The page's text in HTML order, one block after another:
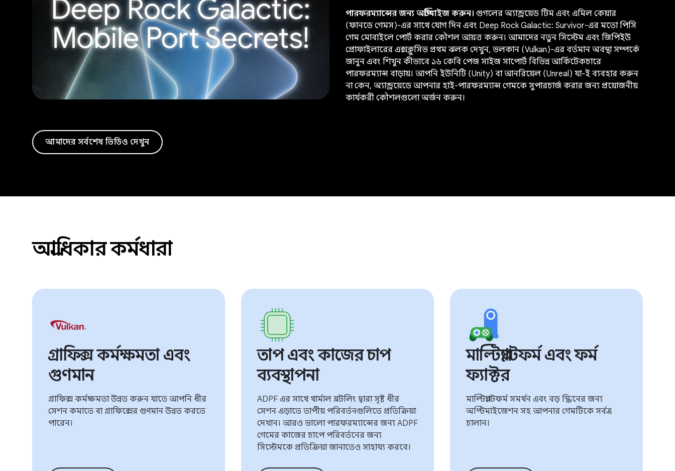
পারফরম্যান্সের জন্য অপ্টিমাইজ করুন। গুগলের অ্যান্ড্রয়েড টিম এবং এমিল কেয়ার
(ফানডে গেমস)-এর সাথে যোগ দিন এবং Deep Rock Galactic: Survivor-এর মতো পিসি
গেম মোবাইলে পোর্ট করার কৌশল আয়ত্ত করুন। আমাদের নতুন সিস্টেম এবং জিপিইউ
প্রোফাইলারের এক্সক্লুসিভ প্রথম ঝলক দেখুন, ভলকান (Vulkan)-এর বর্তমান অবস্থা সম্পর্কে
জানুন এবং শিখুন কীভাবে ১৬ কেবি পেজ সাইজ সাপোর্ট বিভিন্ন আর্কিটেকচারে
পারফরম্যান্স বাড়ায়। আপনি ইউনিটি (Unity) বা আনরিয়েল (Unreal) যা-ই ব্যবহার করুন
না কেন, অ্যান্ড্রয়েডে আপনার হাই-পারফরম্যান্স গেমকে সুপারচার্জ করার জন্য প্রয়োজনীয়
কার্যকরী কৌশলগুলো অর্জন করুন।
আমাদের সর্বশেষ ভিডিও দেখুন
অগ্রাধিকার কর্মধারা
গ্রাফিক্স কর্মক্ষমতা এবং
গুণমান
গ্রাফিক্স কর্মক্ষমতা উন্নত করুন যাতে আপনি ধীর
সেশন কমাতে বা গ্রাফিক্সের গুণমান উন্নত করতে
পারেন।
তাপ এবং কাজের চাপ
ব্যবস্থাপনা
ADPF এর সাথে থার্মাল থ্রটলিং দ্বারা সৃষ্ট ধীর
সেশন এড়াতে তাপীয় পরিবর্তনগুলিতে প্রতিক্রিয়া
দেখান। আরও ভালো পারফরম্যান্সের জন্য ADPF
গেমের কাজের চাপে পরিবর্তনের জন্য
সিস্টেমকে প্রতিক্রিয়া জানাতেও সাহায্য করবে।
মাল্টিপ্ল্যাটফর্ম এবং ফর্ম
ফ্যাক্টর
মাল্টিপ্ল্যাটফর্ম সমর্থন এবং বড় স্ক্রিনের জন্য
অপ্টিমাইজেশন সহ আপনার গেমটিকে সর্বত্র
চালান।